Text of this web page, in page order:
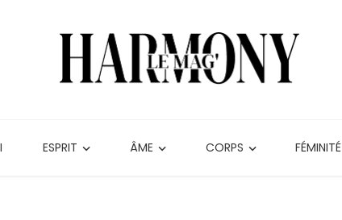
ESPRIT ÂME CORPS FÉMINITÉ